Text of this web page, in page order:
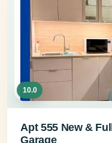
10.0
Apt 555 New &
Garage